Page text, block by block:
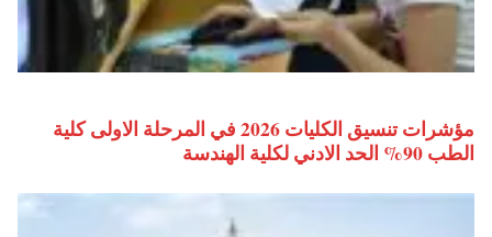
مؤشرات تنسيق الكليات 2026 في المرحلة الاولى كلية
الطب 90% الحد الادني لكلية الهندسة